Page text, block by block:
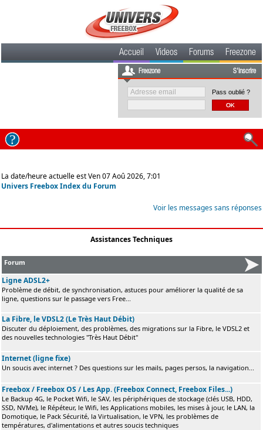
Accueil Videos Forums Freezone
Freezone S'inscrire
Pass oublié ?
La date/heure actuelle est Ven 07 Aoû 2026, 7:01
Univers Freebox Index du Forum
Voir les messages sans réponses
Assistances Techniques
Forum
Ligne ADSL2+
Problème de débit, de synchronisation, astuces pour améliorer la qualité de sa
ligne, questions sur le passage vers Free...
La Fibre, le VDSL2 (Le Très Haut Débit)
Discuter du déploiement, des problèmes, des migrations sur la Fibre, le VDSL2 et
des nouvelles technologies "Très Haut Débit"
Internet (ligne fixe)
Un soucis avec internet ? Des questions sur les mails, pages persos, la navigation...
Freebox / Freebox OS / Les App. (Freebox Connect, Freebox Files...)
Le Backup 4G, le Pocket Wifi, le SAV, les périphériques de stockage (clés USB, HDD,
SSD, NVMe), le Répéteur, le Wifi, les Applications mobiles, les mises à jour, le LAN, la
Domotique, le Pack Sécurité, la Virtualisation, le VPN, les problèmes de
températures, d'alimentations et autres soucis techniques